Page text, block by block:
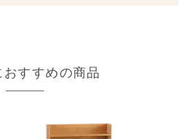
おすすめの商品